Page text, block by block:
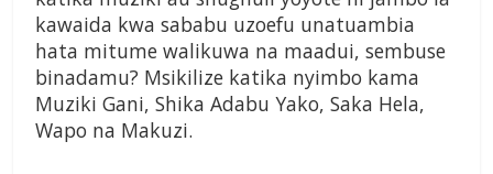
kawaida kwa sababu uzoefu unatuambia
hata mitume walikuwa na maadui, sembuse
binadamu? Msikilize katika nyimbo kama
Muziki Gani, Shika Adabu Yako, Saka Hela,
Wapo na Makuzi.